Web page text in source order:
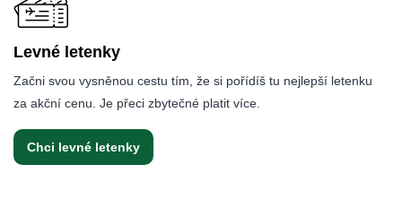
Levné letenky
Začni svou vysněnou cestu tím, že si pořídíš tu nejlepší letenku
za akční cenu. Je přeci zbytečné platit více.
Chci levné letenky